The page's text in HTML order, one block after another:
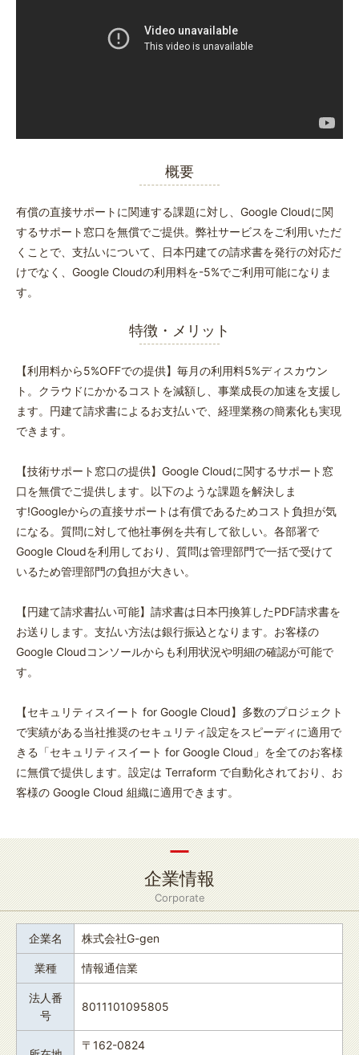
概要
有償の直接サポートに関連する課題に対し、Google Cloudに関
するサポート窓口を無償でご提供。弊社サービスをご利用いただ
くことで、支払いについて、日本円建ての請求書を発行の対応だ
けでなく、Google Cloudの利用料を-5%でご利用可能になりま
す。
特徴・メリット
【利用料から5%OFFでの提供】毎月の利用料5%ディスカウン
ト。クラウドにかかるコストを減額し、事業成長の加速を支援し
ます。円建て請求書によるお支払いで、経理業務の簡素化も実現
できます。
【技術サポート窓口の提供】Google Cloudに関するサポート窓
口を無償でご提供します。以下のような課題を解決しま
す!Googleからの直接サポートは有償であるためコスト負担が気
になる。質問に対して他社事例を共有して欲しい。各部署で
Google Cloudを利用しており、質問は管理部門で一括で受けて
いるため管理部門の負担が大きい。
【円建て請求書払い可能】請求書は日本円換算したPDF請求書を
お送りします。支払い方法は銀行振込となります。お客様の
Google Cloudコンソールからも利用状況や明細の確認が可能で
す。
【セキュリティスイート for Google Cloud】多数のプロジェクト
で実績がある当社推奨のセキュリティ設定をスピーディに適用で
きる「セキュリティスイート for Google Cloud」を全てのお客様
に無償で提供します。設定は Terraform で自動化されており、お
客様の Google Cloud 組織に適用できます。
企業情報
Corporate
企業名 株式会社G-gen
業種 情報通信業
法人番
号
8011101095805
〒162-0824